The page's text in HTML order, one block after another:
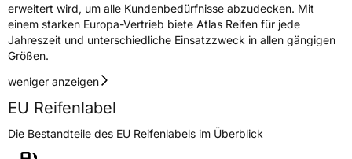
Rollgeräusch (Klasse) B
Rollgeräusch (dB)
FahrzeugklasseC1
3PMSF / Schneeflockensymbol / Alpine-Symbol
Eisgrip
erweitert wird, um alle Kundenbedürfnisse abzudecken. Mit
einem starken Europa-Vertrieb biete Atlas Reifen für jede
Jahreszeit und unterschiedliche Einsatzzweck in allen gängigen
Größen.
weniger anzeigen
EU Reifenlabel
Die Bestandteile des EU Reifenlabels im Überblick